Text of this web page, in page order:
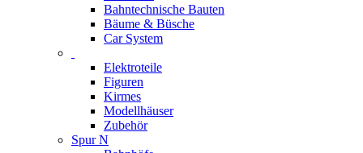
Bahntechnische Bauten
Bäume & Büsche
Car System
Elektroteile
Figuren
Kirmes
Modellhäuser
Zubehör
Spur N